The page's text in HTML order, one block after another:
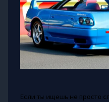
Если ты ищешь не просто